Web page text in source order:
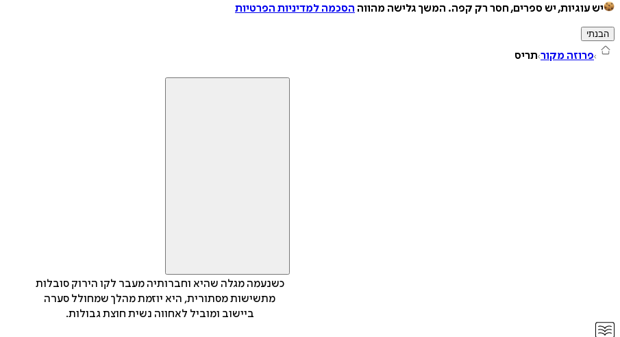
יש עוגיות, יש ספרים, חסר רק קפה. המשך גלישה מהווה הסכמה למדיניות הפרטיות
הבנתי
פרוזה מקור תריס
כשנעמה מגלה שהיא וחברותיה מעבר לקו הירוק סובלות
מתשישות מסתורית, היא יוזמת מהלך שמחולל סערה
ביישוב ומוביל לאחווה נשית חוצת גבולות.